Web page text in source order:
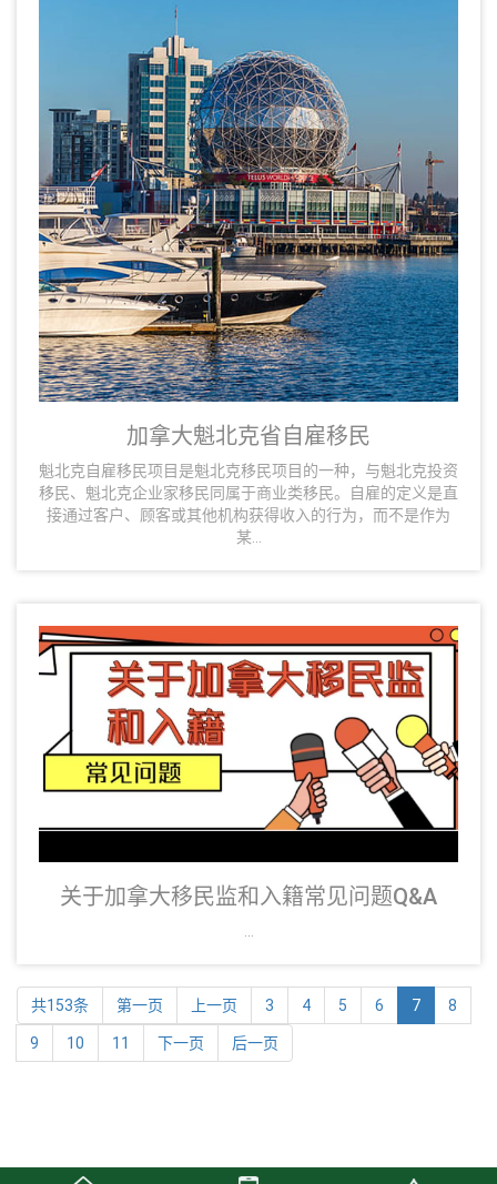
加拿大魁北克省自雇移民
魁北克自雇移民项目是魁北克移民项目的一种，与魁北克投资
移民、魁北克企业家移民同属于商业类移民。自雇的定义是直
接通过客户、顾客或其他机构获得收入的行为，而不是作为
某...
关于加拿大移民监和入籍常见问题Q&A
共153条 第一页 上一页 3 4 5 6 7 8
9 10 11 下一页 后一页